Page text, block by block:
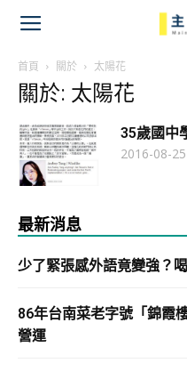
首頁 關於 太陽花
關於: 太陽花
35歲國中
2016-08-
最新消息
少了緊張感外語竟變強？
86年台南菜老字號「錦
營運